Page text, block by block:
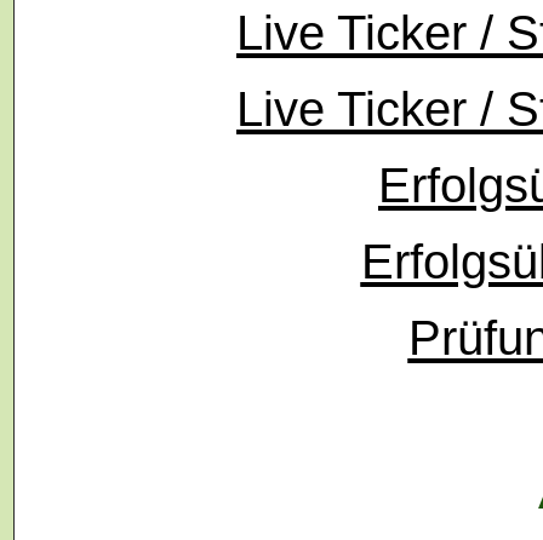
Live Ticker /
Live Ticker /